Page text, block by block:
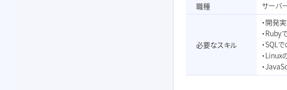
職種 サーバ
必要なスキル
・開発
・Ruby
・SQL
・Linux
・